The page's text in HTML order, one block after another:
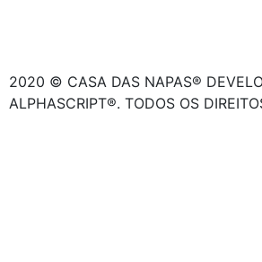
2020 © CASA DAS NAPAS®
ALPHASCRIPT®. TODOS OS